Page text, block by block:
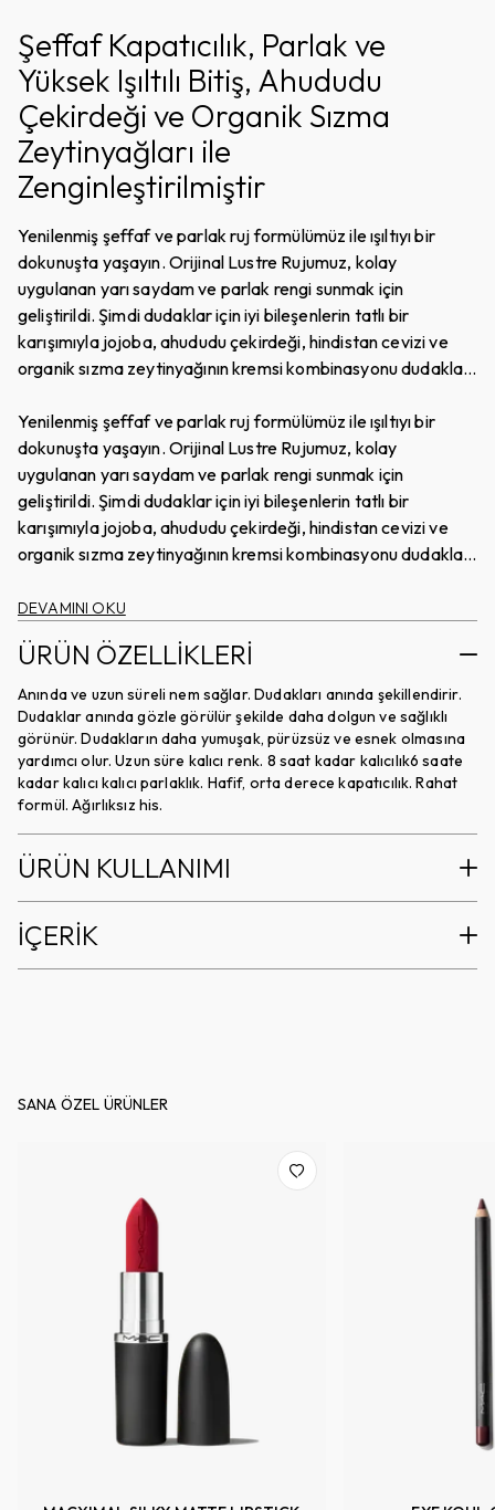
Şeffaf Kapatıcılık, Parlak ve
Yüksek Işıltılı Bitiş, Ahududu
Çekirdeği ve Organik Sızma
Zeytinyağları ile
Zenginleştirilmiştir
Yenilenmiş şeffaf ve parlak ruj formülümüz ile ışıltıyı bir
dokunuşta yaşayın. Orijinal Lustre Rujumuz, kolay
uygulanan yarı saydam ve parlak rengi sunmak için
geliştirildi. Şimdi dudaklar için iyi bileşenlerin tatlı bir
karışımıyla jojoba, ahududu çekirdeği, hindistan cevizi ve
organik sızma zeytinyağının kremsi kombinasyonu dudakları
Sonuç; Kolay uygulanabilir, orta derece renk, parlak, uzun
süre kalıcı bir görünüm ve hissettiğin kadar iyi görünen daha
yumuşak, pürüzsüz ve esnek dudaklar. Ultra hafif, ipek gibi
pürüzsüz dokusu, görünümünü anında mükemmelleştirmek
için inanılmaz kaygan bir yapıya sahiptir. Ayna kullanmanıza
gerek kalmaz. Bu parlak, şehvetli tonlarla dudaklarını
Sheer-Shine Ruj, saf mükemmelliktir.
Yenilenmiş şeffaf ve parlak ruj formülümüz ile ışıltıyı bir
dokunuşta yaşayın. Orijinal Lustre Rujumuz, kolay
uygulanan yarı saydam ve parlak rengi sunmak için
geliştirildi. Şimdi dudaklar için iyi bileşenlerin tatlı bir
karışımıyla jojoba, ahududu çekirdeği, hindistan cevizi ve
organik sızma zeytinyağının kremsi kombinasyonu dudakları
Sonuç; Kolay uygulanabilir, orta derece renk, parlak, uzun
yumuşak, pürüzsüz ve esnek dudaklar. Ultra hafif, ipek gibi
pürüzsüz dokusu, görünümünü anında mükemmelleştirmek
için inanılmaz kaygan bir yapıya sahiptir. Ayna kullanmanıza
gerek kalmaz. Bu parlak, şehvetli tonlarla dudaklarını
şımart. Her gün için ideal ve her zaman lüks olan Lustreglass
Sheer-Shine Ruj, saf mükemmelliktir.
DEVAMINI OKU
ÜRÜN ÖZELLİKLERİ
Anında ve uzun süreli nem sağlar. Dudakları anında şekillendirir.
Dudaklar anında gözle görülür şekilde daha dolgun ve sağlıklı
görünür. Dudakların daha yumuşak, pürüzsüz ve esnek olmasına
yardımcı olur. Uzun süre kalıcı renk. 8 saat kadar kalıcılık6 saate
kadar kalıcı kalıcı parlaklık. Hafif, orta derece kapatıcılık. Rahat
formül. Ağırlıksız his.
ÜRÜN KULLANIMI
İÇERİK
SANA ÖZEL ÜRÜNLER